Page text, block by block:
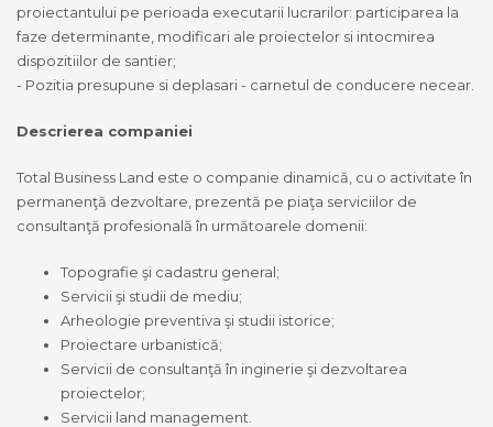
proiectantului pe perioada executarii lucrarilor: participarea la
faze determinante, modificari ale proiectelor si intocmirea
dispozitiilor de santier;
- Pozitia presupune si deplasari - carnetul de conducere necear.
Descrierea companiei
Total Business Land este o companie dinamică, cu o activitate în
permanenţă dezvoltare, prezentă pe piaţa serviciilor de
consultanţă profesională în următoarele domenii:
Topografie şi cadastru general;
Servicii şi studii de mediu;
Arheologie preventiva şi studii istorice;
Proiectare urbanistică;
Servicii de consultanţă în inginerie şi dezvoltarea
proiectelor;
Servicii land management.